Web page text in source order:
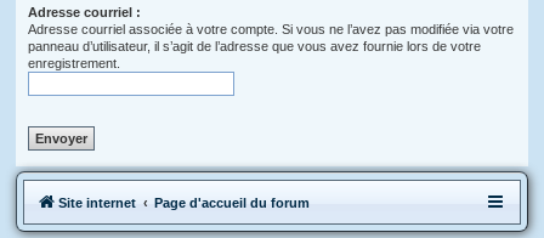
Adresse courriel :
Adresse courriel associée à votre compte. Si vous ne l’avez pas modifiée via votre
panneau d’utilisateur, il s’agit de l’adresse que vous avez fournie lors de votre
enregistrement.
Site internet Page d'accueil du forum